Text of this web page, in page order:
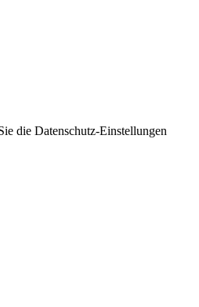
die Datenschutz-Einstellungen